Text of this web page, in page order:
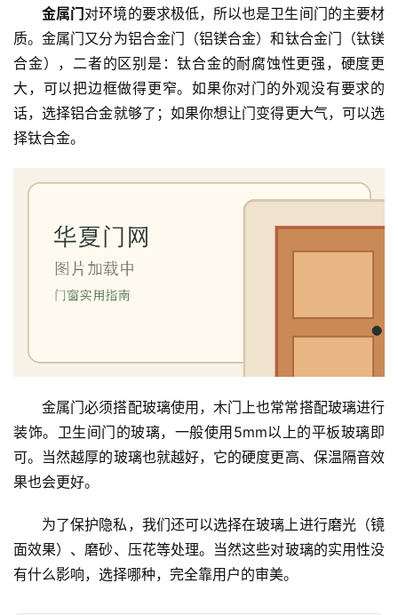
金属门对环境的要求极低，所以也是卫生间门的主要材
质。金属门又分为铝合金门（铝镁合金）和钛合金门（钛镁
合金），二者的区别是：钛合金的耐腐蚀性更强，硬度更
大，可以把边框做得更窄。如果你对门的外观没有要求的
话，选择铝合金就够了；如果你想让门变得更大气，可以选
择钛合金。
金属门必须搭配玻璃使用，木门上也常常搭配玻璃进行
装饰。卫生间门的玻璃，一般使用5mm以上的平板玻璃即
可。当然越厚的玻璃也就越好，它的硬度更高、保温隔音效
果也会更好。
为了保护隐私，我们还可以选择在玻璃上进行磨光（镜
面效果）、磨砂、压花等处理。当然这些对玻璃的实用性没
有什么影响，选择哪种，完全靠用户的审美。